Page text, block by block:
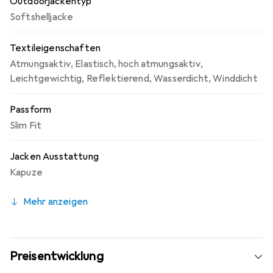
Softshelljacke
Textileigenschaften
Atmungsaktiv, Elastisch,hoch atmungsaktiv,
Leichtgewichtig, Reflektierend,Wasserdicht,Winddicht
Passform
Slim Fit
Jacken Ausstattung
Kapuze
Mehr anzeigen
Preisentwicklung